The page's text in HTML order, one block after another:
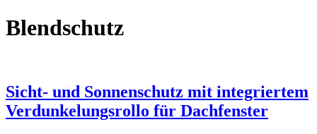
Blendschutz
Sicht- und Sonnenschutz mit integriertem
Verdunkelungsrollo für Dachfenster